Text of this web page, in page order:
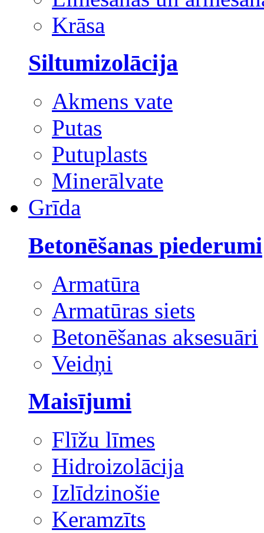
Krāsa
Siltumizolācija
Akmens vate
Putas
Putuplasts
Minerālvate
Grīda
Betonēšanas piederumi
Armatūra
Armatūras siets
Betonēšanas aksesuāri
Veidņi
Maisījumi
Flīžu līmes
Hidroizolācija
Izlīdzinošie
Keramzīts